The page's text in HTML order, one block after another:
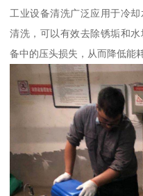
工业设备清洗广泛应用于冷
清洗，可以有效去除锈垢和
备中的压头损失，从而降低能